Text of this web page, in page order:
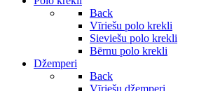
Back
Vīriešu polo krekli
Sieviešu polo krekli
Bērnu polo krekli
Džemperi
Back
Vīriešu džemperi